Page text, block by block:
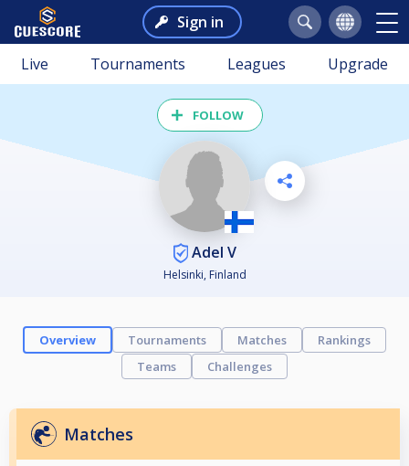
Sign in
Live Tournaments Leagues Upgrade
FOLLOW
Adel V
Helsinki, Finland
Overview Tournaments Matches
Rankings
Teams
Challenges
Matches